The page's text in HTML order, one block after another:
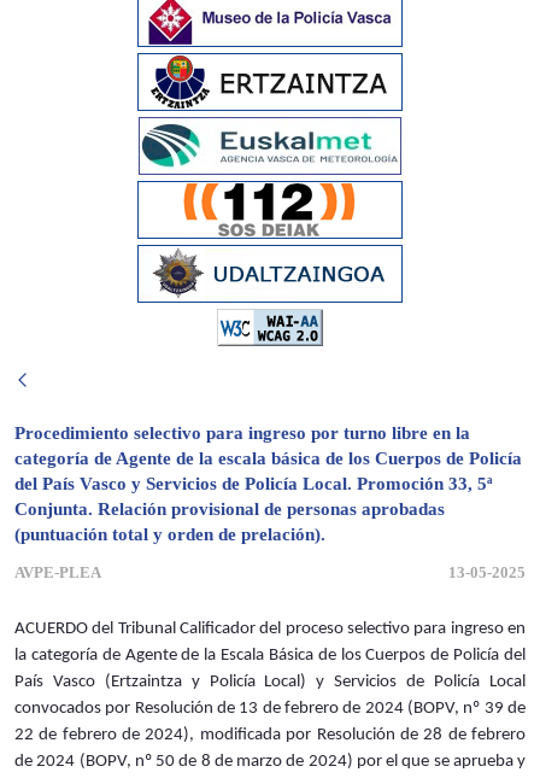
Procedimiento selectivo para ingreso por turno libre en la
categoría de Agente de la escala básica de los Cuerpos de Policía
del País Vasco y Servicios de Policía Local. Promoción 33, 5ª
Conjunta. Relación provisional de personas aprobadas
(puntuación total y orden de prelación).
AVPE-PLEA 13-05-2025
ACUERDO del Tribunal Calificador del proceso selectivo para ingreso en
la categoría de Agente de la Escala Básica de los Cuerpos de Policía del
País Vasco (Ertzaintza y Policía Local) y Servicios de Policía Local
convocados por Resolución de 13 de febrero de 2024 (BOPV, nº 39 de
22 de febrero de 2024), modificada por Resolución de 28 de febrero
de 2024 (BOPV, nº 50 de 8 de marzo de 2024) por el que se aprueba y